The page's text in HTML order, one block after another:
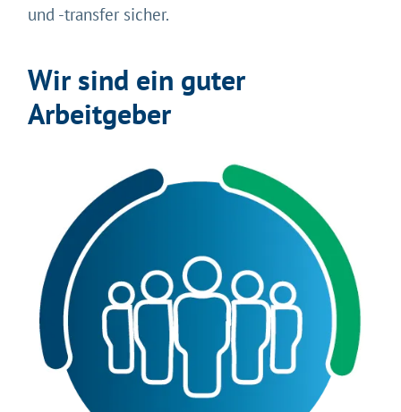
und -transfer sicher.
Wir sind ein guter
Arbeitgeber